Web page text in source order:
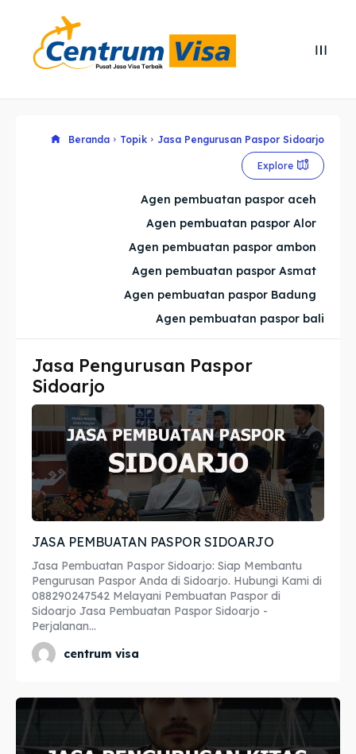
Cari
Cari
Explore our destinations
Imta
Legalisir
Apostille
Penerjemah
Asuransi
Blog
Explore our destinations
Imta
Legalisir
Apostille
Penerjemah
Asuransi
Blog
Beranda Topik Jasa Pengurusan Paspor Sidoarjo
Explore
Agen pembuatan paspor aceh
Agen pembuatan paspor Alor
Agen pembuatan paspor ambon
Agen pembuatan paspor Asmat
Agen pembuatan paspor Badung
Agen pembuatan paspor bali
Jasa Pengurusan Paspor
Sidoarjo
JASA PEMBUATAN PASPOR SIDOARJO
Jasa Pembuatan Paspor Sidoarjo: Siap Membantu
Pengurusan Paspor Anda di Sidoarjo. Hubungi Kami di
088290247542 Melayani Pembuatan Paspor di
Sidoarjo Jasa Pembuatan Paspor Sidoarjo -
Perjalanan...
centrum visa